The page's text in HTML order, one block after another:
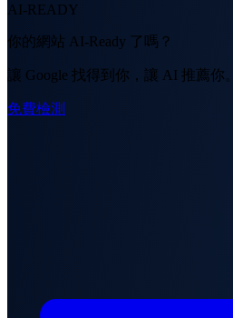
AI-READY
你的網站 AI-Ready 了嗎？
讓 Google 找得到你，讓 AI 推薦你。
免費檢測